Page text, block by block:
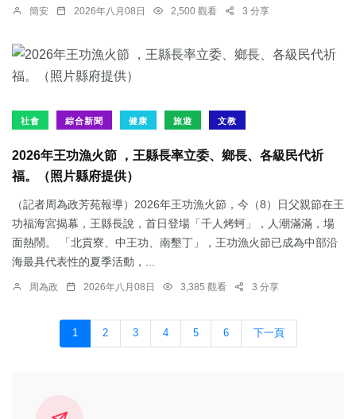
簡安 2026年八月08日 2,500 觀看 3 分享
社會 綜合新聞 健康 旅遊 文教
2026年王功漁火節 ，王縣長率立委、鄉長、各級民代祈
福。（照片縣府提供）
（記者周為政芳苑報導）2026年王功漁火節，今（8）日父親節在王
功福海宮揭幕，王縣長說，首日登場「千人烤蚵」，人潮滿滿，場
面熱鬧。 「北貢寮、中王功、南墾丁」，王功漁火節已成為中部沿
海最具代表性的夏季活動，...
周為政 2026年八月08日 3,385 觀看 3 分享
1 2 3 4 5 6 下一頁